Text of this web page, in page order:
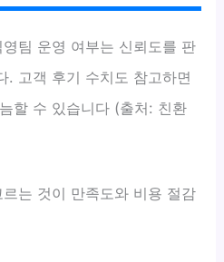
팀 운영 여부는 신뢰도를 판
. 고객 후기 수치도 참고하면
할 수 있습니다 (출처: 친환
는 것이 만족도와 비용 절감